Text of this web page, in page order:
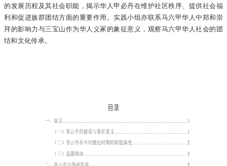
的发展历程及其社会职能，揭示华人甲必丹在维护社区秩序、提供社会福
利和促进族群团结方面的重要作用。实践小组亦联系马六甲华人中郑和崇
拜的影响力与三宝山作为华人义冢的象征意义，观察马六甲华人社会的团
结和文化传承。